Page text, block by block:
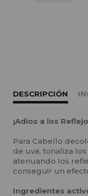
DESCRIPCIÓN
¡Adios a los
Para Cabello
de uva, tonaliza
atenuando los
conseguir un
Ingredientes